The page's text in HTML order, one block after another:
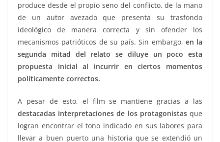
produce desde el propio seno del conflicto, de la mano
de un autor avezado que presenta su trasfondo
ideológico de manera correcta y sin ofender los
mecanismos patrióticos de su país. Sin embargo, en la
segunda mitad del relato se diluye un poco esta
propuesta inicial al incurrir en ciertos momentos
políticamente correctos.
A pesar de esto, el film se mantiene gracias a las
destacadas interpretaciones de los protagonistasque
logran encontrar el tono indicado en sus labores para
llevar a buen puerto una historia que se extendió un